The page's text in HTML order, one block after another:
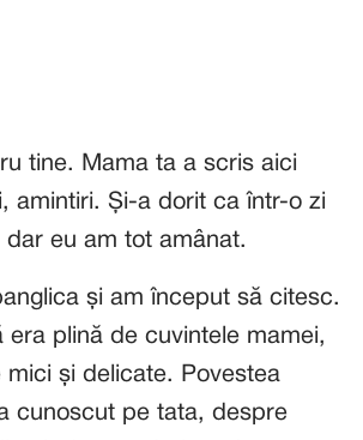
tine. Mama ta a scris aici
amintiri. Și-a dorit ca într-o zi
eu am tot amânat.
și am început să citesc.
era plină de cuvintele mamei,
mici și delicate. Povestea
cunoscut pe tata, despre